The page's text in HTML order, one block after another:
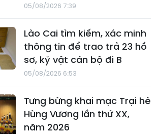
05/08/2026 7:39
Lào Cai tìm kiếm, xác minh
thông tin để trao trả 23 hồ
sơ, kỷ vật cán bộ đi B
05/08/2026 6:53
Tưng bừng khai mạc Trại hè
Hùng Vương lần thứ XX,
năm 2026